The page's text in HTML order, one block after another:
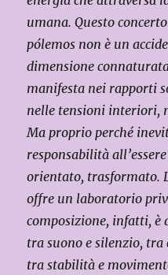
umana. Questo
pólemos non è un
dimensione
manifesta nei rapporti
nelle tensioni interiori,
Ma proprio perché
responsabilità
orientato, trasformato.
offre un laboratorio
composizione, infatti, è
tra suono e silenzio, tra
tra stabilità e